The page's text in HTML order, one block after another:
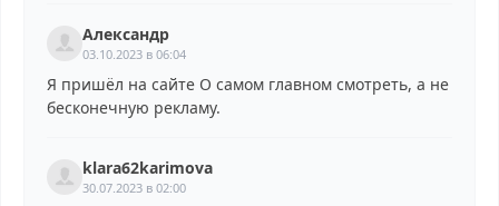
Александр
03.10.2023 в 06:04
Я пришёл на сайте О самом главном смотреть, а не
бесконечную рекламу.
klara62karimova
30.07.2023 в 02:00